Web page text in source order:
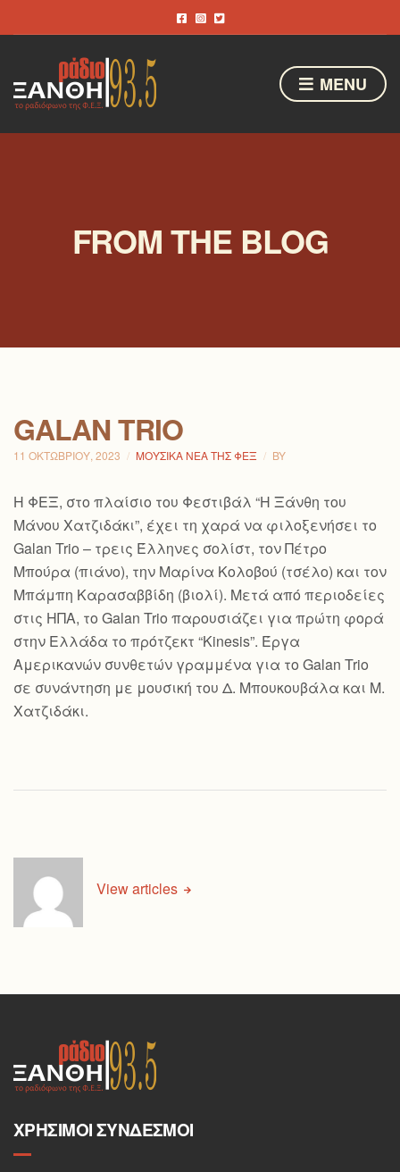
MENU
FROM THE BLOG
GALAN TRIO
11 ΟΚΤΩΒΡΊΟΥ, 2023 ΜΟΥΣΙΚΆ ΝΈΑ ΤΗΣ ΦΕΞ BY
Η ΦΕΞ, στο πλαίσιο τoυ Φεστιβάλ “Η Ξάνθη του
Μάνου Χατζιδάκι”, έχει τη χαρά να φιλοξενήσει το
Galan Trio – τρεις Έλληνες σολίστ, τον Πέτρο
Μπούρα (πιάνο), την Μαρίνα Κολοβού (τσέλο) και τον
Μπάμπη Καρασαββίδη (βιολί). Μετά από περιοδείες
στις ΗΠΑ, το Galan Trio παρουσιάζει για πρώτη φορά
στην Ελλάδα το πρότζεκτ “Kinesis”. Έργα
Αμερικανών συνθετών γραμμένα για το Galan Trio
σε συνάντηση με μουσική του Δ. Μπουκουβάλα και Μ.
Χατζιδάκι.
View articles
ΧΡΉΣΙΜΟΙ ΣΎΝΔΕΣΜΟΙ